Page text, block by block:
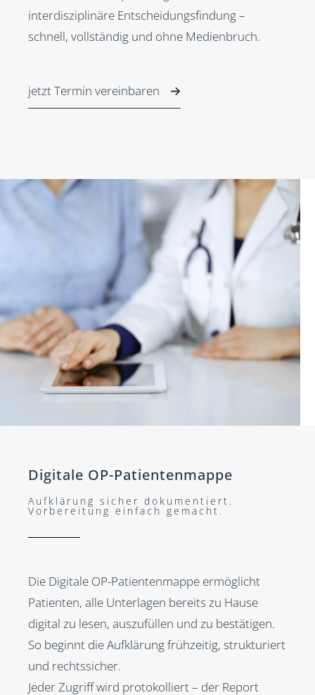
interdisziplinäre Entscheidungsfindung –
schnell, vollständig und ohne Medienbruch.
jetzt Termin vereinbaren
Digitale OP-Patientenmappe
Aufklärung sicher dokumentiert.
Vorbereitung einfach gemacht.
Die Digitale OP-Patientenmappe ermöglicht
Patienten, alle Unterlagen bereits zu Hause
digital zu lesen, auszufüllen und zu bestätigen.
So beginnt die Aufklärung frühzeitig, strukturiert
und rechtssicher.
Jeder Zugriff wird protokolliert – der Report